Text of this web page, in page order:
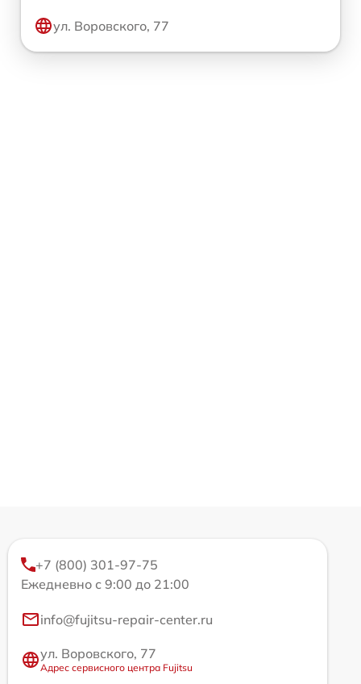
ул. Воровского, 77
+7 (800) 301-97-75
Ежедневно с 9:00 до 21:00
info@fujitsu-repair-center.ru
ул. Воровского, 77
Адрес сервисного центра Fujitsu